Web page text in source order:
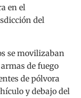
en el
del
se movilizaban
de fuego
de pólvora
y debajo del